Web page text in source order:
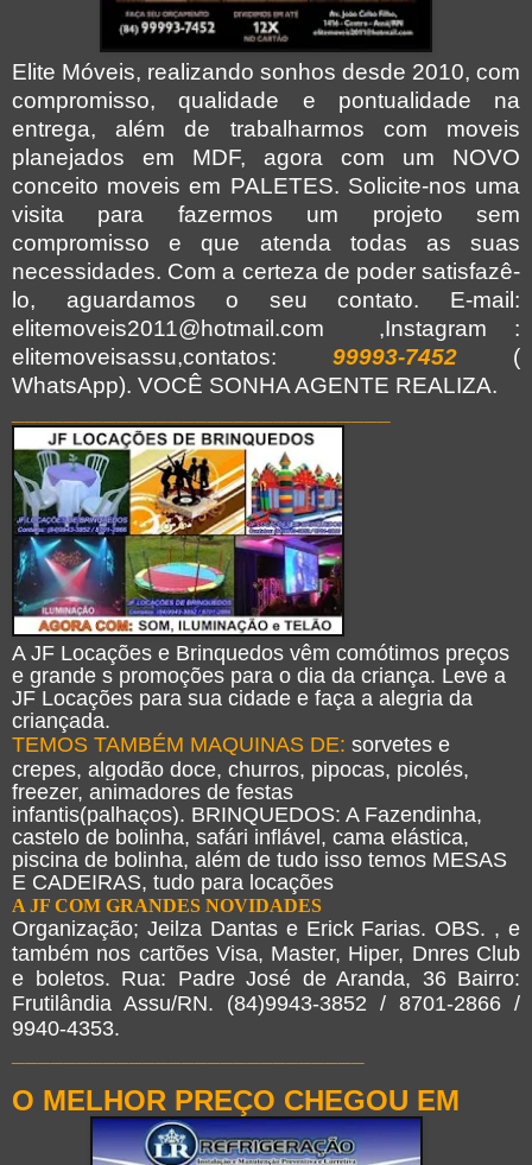
Elite Móveis, realizando sonhos desde 2010, com
compromisso, qualidade e pontualidade na
entrega, além de trabalharmos com moveis
planejados em MDF, agora com um NOVO
conceito moveis em PALETES. Solicite-nos uma
visita para fazermos um projeto sem
compromisso e que atenda todas as suas
necessidades. Com a certeza de poder satisfazê-
lo, aguardamos o seu contato. E-mail:
elitemoveis2011@hotmail.com ,Instagram :
elitemoveisassu,contatos:
99993-7452 (
WhatsApp). VOCÊ SONHA AGENTE REALIZA.
A JF Locações e Brinquedos vêm comótimos preços
e grande s promoções para o dia da criança. Leve a
JF Locações para sua cidade e faça a alegria da
criançada.
TEMOS TAMBÉM MAQUINAS DE: sorvetes e
crepes, algodão doce, churros, pipocas, picolés,
freezer, animadores de festas
infantis(palhaços). BRINQUEDOS: A Fazendinha,
castelo de bolinha, safári inflável, cama elástica,
piscina de bolinha, além de tudo isso temos MESAS
E CADEIRAS, tudo para locações
A JF COM GRANDES NOVIDADES
Organização; Jeilza Dantas e Erick Farias. OBS. , e
também nos cartões Visa, Master, Hiper, Dnres Club
e boletos. Rua: Padre José de Aranda, 36 Bairro:
Frutilândia Assu/RN. (84)9943-3852 / 8701-2866 /
9940-4353.
O MELHOR PREÇO CHEGOU EM